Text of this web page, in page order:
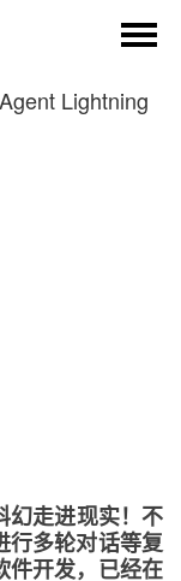
Lightning
幻走进现实！不
行多轮对话等复
件开发，已经在